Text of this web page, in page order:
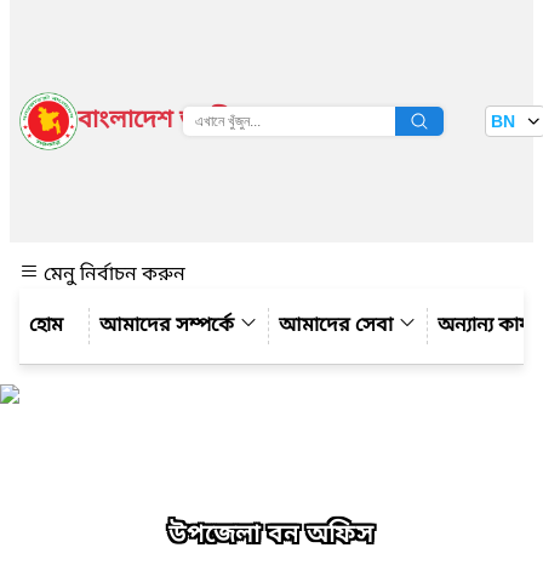
বাংলাদেশ জাতীয় তথ্য বাতায়ন BN
মেনু নির্বাচন করুন
আমাদের সম্পর্কে
আমাদের সেবা অন্যান্য
উপজেলা বন অফিস